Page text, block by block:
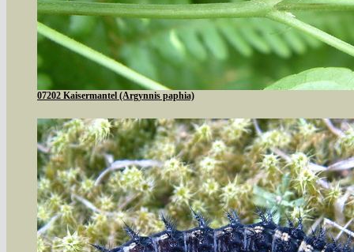
07202 Kaisermantel (Argynnis paphia)